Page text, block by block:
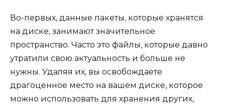
Во-первых, данные пакеты, которые хранятся
на диске, занимают значительное
пространство. Часто это файлы, которые давно
утратили свою актуальность и больше не
нужны. Удаляя их, вы освобождаете
драгоценное место на вашем диске, которое
можно использовать для хранения других,